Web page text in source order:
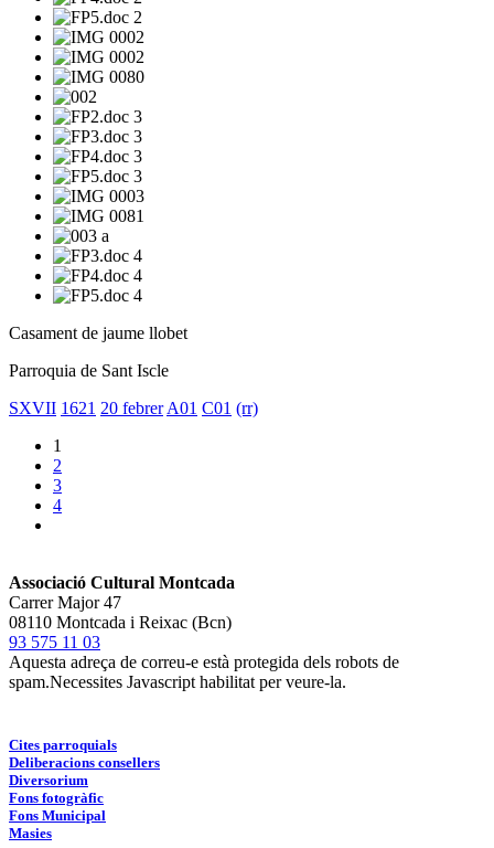
Casament de jaume llobet
Parroquia de Sant Iscle
SXVII 1621 20 febrer A01 C01 (rr)
1
2
3
4
Associació Cultural Montcada
Carrer Major 47
08110 Montcada i Reixac (Bcn)
93 575 11 03
Aquesta adreça de correu-e està protegida dels robots de
spam.Necessites Javascript habilitat per veure-la.
Cites parroquials
Deliberacions consellers
Diversorium
Fons fotogràfic
Fons Municipal
Masies